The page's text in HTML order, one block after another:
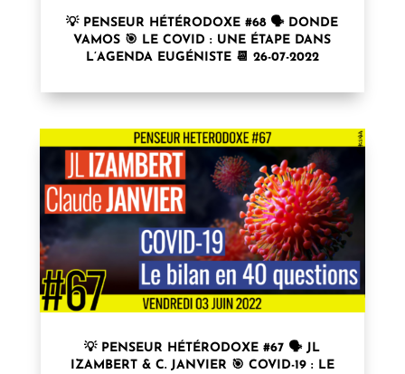
💡 PENSEUR HÉTÉRODOXE #68 🗣 DONDE
VAMOS 🎯 LE COVID : UNE ÉTAPE DANS
L’AGENDA EUGÉNISTE 📆 26-07-2022
💡 PENSEUR HÉTÉRODOXE #67 🗣 JL
IZAMBERT & C. JANVIER 🎯 COVID-19 : LE